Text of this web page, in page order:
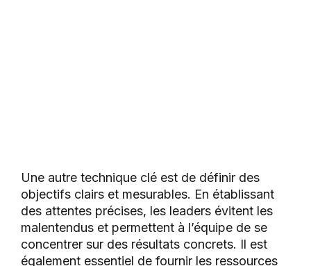
Une autre technique clé est de définir des
objectifs clairs et mesurables. En établissant
des attentes précises, les leaders évitent les
malentendus et permettent à l’équipe de se
concentrer sur des résultats concrets. Il est
également essentiel de fournir les ressources